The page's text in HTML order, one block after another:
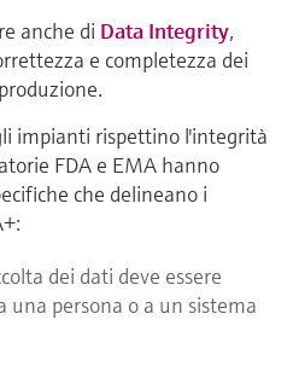
anche di Data Integrity,
e completezza dei
impianti rispettino l'integrità
FDA e EMA hanno
che delineano i
dei dati deve essere
una persona o a un sistema